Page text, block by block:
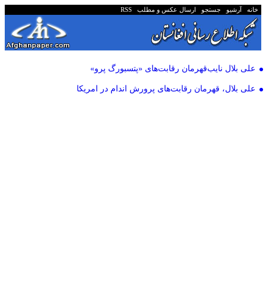
خانه آرشیو جستجو ارسال عکس و مطلب RSS
علی بلال نایب‌قهرمان رقابت‌های «پتسبورگ پرو»
علی بلال، قهرمان رقابت‌های پرورش اندام در امریکا